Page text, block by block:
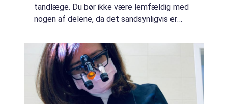
tandlæge. Du bør ikke være lemfældig med
nogen af delene, da det sandsynligvis er